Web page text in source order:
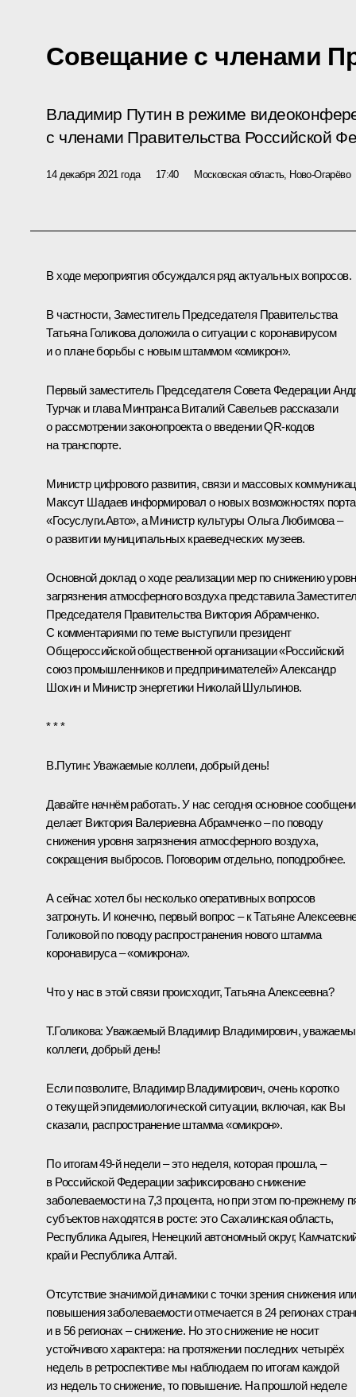
Совещание с членами
Владимир Путин в режиме
с членами Правительства Российской
14 декабря 2021 года 17:40 Московская область, Ново-Огарёво
В ходе мероприятия обсуждался ряд актуальных вопросов.
В частности, Заместитель Председателя Правительства
Татьяна Голиковадоложила о ситуации с коронавирусом
и о плане борьбы с новым штаммом «омикрон».
Первый заместитель Председателя Совета Федерации
Турчаки глава МинтрансаВиталий Савельеврассказали
о рассмотрении законопроекта о введении QR-кодов
на транспорте.
Министр цифрового развития, связи и массовых
Максут Шадаевинформировал о новых возможностях
«Госуслуги.Авто», а Министр культурыОльга Любимова–
о развитии муниципальных краеведческих музеев.
Основной доклад о ходе реализации мер по снижению
загрязнения атмосферного воздуха представила
Председателя Правительства Виктория Абрамченко.
С комментариями по теме выступили президент
Общероссийской общественной организации «Российский
союз промышленников и предпринимателей»Александр
Шохини Министр энергетики Николай Шульгинов.
* * *
В.Путин: Уважаемые коллеги, добрый день!
Давайте начнём работать. У нас сегодня основное
делает Виктория Валериевна Абрамченко – по поводу
снижения уровня загрязнения атмосферного воздуха,
сокращения выбросов. Поговорим отдельно, поподробнее.
А сейчас хотел бы несколько оперативных вопросов
затронуть. И конечно, первый вопрос – к Татьяне
Голиковой по поводу распространения нового штамма
коронавируса – «омикрона».
Что у нас в этой связи происходит, Татьяна Алексеевна?
Т.Голикова: Уважаемый Владимир Владимирович,
коллеги, добрый день!
Если позволите, Владимир Владимирович, очень коротко
о текущей эпидемиологической ситуации, включая, как Вы
сказали, распространение штамма «омикрон».
По итогам 49-й недели – это неделя, которая прошла, –
в Российской Федерации зафиксировано снижение
заболеваемости на 7,3 процента, но при этом по-прежнему
субъектов находятся в росте: это Сахалинская область,
Республика Адыгея, Ненецкий автономный округ,
край и Республика Алтай.
Отсутствие значимой динамики с точки зрения снижения или
повышения заболеваемости отмечается в 24 регионах
и в 56 регионах – снижение. Но это снижение не носит
устойчивого характера: на протяжении последних четырёх
недель в ретроспективе мы наблюдаем по итогам каждой
из недель то снижение, то повышение. На прошлой неделе